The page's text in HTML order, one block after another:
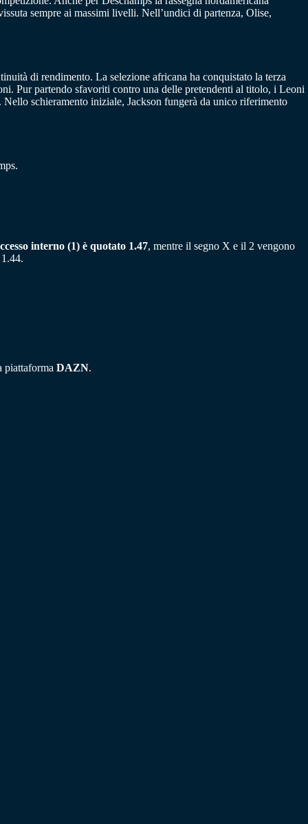
sempre ai massimi livelli. Nell’undici di partenza, Olise,
di rendimento. La selezione africana ha conquistato la terza
Pur partendo sfavoriti contro una delle pretendenti al titolo, i Leoni
schieramento iniziale, Jackson fungerà da unico riferimento
interno (1) è quotato 1.47, mentre il segno X e il 2 vengono
piattaforma DAZN.